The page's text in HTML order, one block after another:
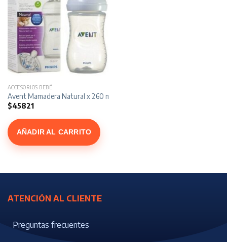
ACCESORIOS BEBÉ
Avent Mamadera Natural x 260 ml
$45821
AÑADIR AL CARRITO
ATENCIÓN AL CLIENTE
Preguntas frecuentes